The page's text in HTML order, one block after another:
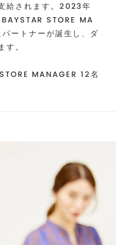
給されます。2023年
STORE MA
ートナーが誕生し、ダ
。
MANAGER 12名